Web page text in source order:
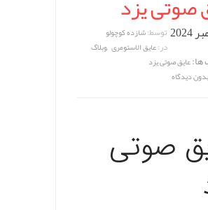
توسط:شازده کوچولو
در:عایق الاستومری ,وبلاگ
عایق صوتی یزد
بدون دیدگاه
صوتی